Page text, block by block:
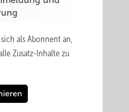
als Abonnent an,
Zusatz-Inhalte zu